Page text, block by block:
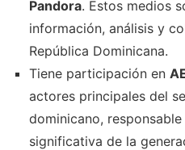
Pandora. Estos medios
información, análisis y
República Dominicana.
Tiene participación en
actores principales del
dominicano,
significativa de la